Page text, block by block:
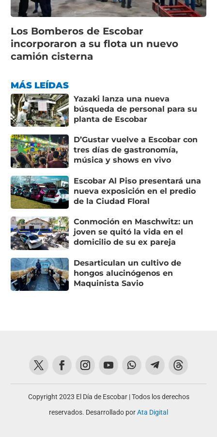
Los Bomberos de Escobar
incorporaron a su flota un nuevo
camión cisterna
MÁS LEÍDAS
Yazaki lanza una nueva
búsqueda de personal para su
planta de Escobar
D’Gustar vuelve a Escobar con
tres días de gastronomía,
música y shows en vivo
Escobar Al Piso presentará una
nueva exposición en el predio
de la Ciudad Floral
Conmoción en Maschwitz: un
joven se quitó la vida en el
domicilio de su ex pareja
Desarticulan un cultivo de
hongos alucinógenos en
Maquinista Savio
Copyright 2023 El Día de Escobar | Todos los derechos
reservados. Desarrollado porAta Digital